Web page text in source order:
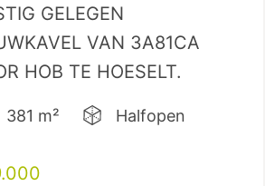
GELEGEN
VAN 3A81CA
HOB TE HOESELT.
381 m² Halfopen